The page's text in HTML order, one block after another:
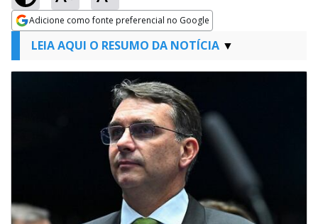
Adicione como fonte preferencial no Google
Opens in new window
LEIA AQUI O RESUMO DA NOTÍCIA